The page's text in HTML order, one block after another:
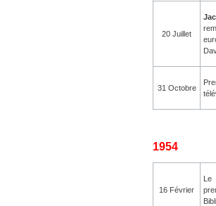
20 Juillet
31 Octobre
1954
16 Février
Le